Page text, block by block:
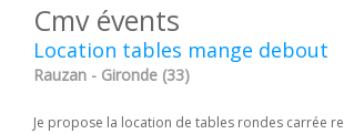
Cmv évents
Location tables mange debout
Rauzan - Gironde (33)
Je propose la location de tables rondes carrée